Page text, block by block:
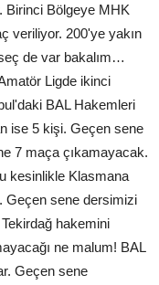
Birinci Bölgeye MHK
veriliyor. 200'ye yakın
de var bakalım…
Ligde ikinci
BAL Hakemleri
ise 5 kişi. Geçen sene
7 maça çıkamayacak.
kesinlikle Klasmana
Geçen sene dersimizi
hakemini
ne malum! BAL
Geçen sene